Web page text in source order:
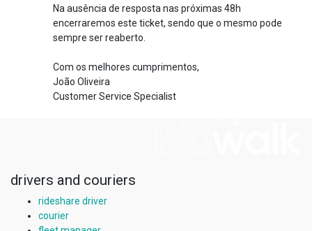
Na ausência de resposta nas próximas 48h
encerraremos este ticket, sendo que o mesmo pode
sempre ser reaberto.
Com os melhores cumprimentos,
João Oliveira
Customer Service Specialist
drivers and couriers
rideshare driver
courier